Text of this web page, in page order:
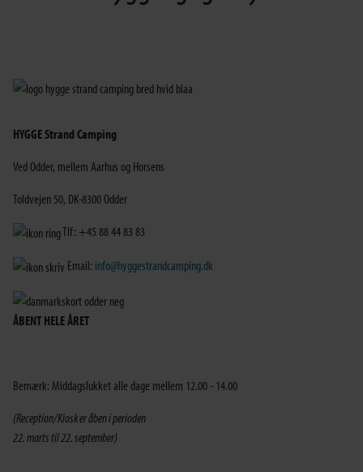
HYGGE Strand Camping
Ved Odder, mellem Aarhus og Horsens
Toldvejen 50, DK-8300 Odder
Tlf: +45 88 44 83 83
Email: info@hyggestrandcamping.dk
ÅBENT HELE ÅRET
Bemærk: Middagslukket alle dage mellem 12.00 - 14.00
(Reception/Kiosk er åben i perioden
22. marts til 22. september)